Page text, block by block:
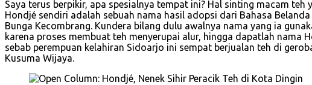
Saya terus berpikir, apa spesialnya tempat ini? Hal sinting macam
Hondjé sendiri adalah sebuah nama hasil adopsi dari Bahasa
Bunga Kecombrang. Kundera bilang dulu awalnya nama yang ia
karena proses membuat teh menyerupai alur, hingga dapatlah
sebab perempuan kelahiran Sidoarjo ini sempat berjualan teh di
Kusuma Wijaya.